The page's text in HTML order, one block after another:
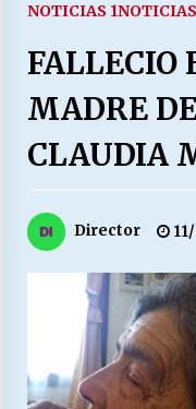
03/
LA DC
28/
13/
25/
NOTICIAS 1
FALLECIO
MADRE
CLAUDIA
Director